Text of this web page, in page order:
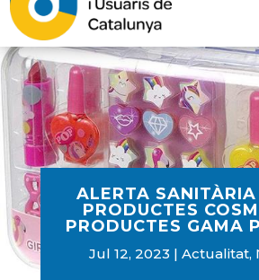
ALERTA SANITÀRIA
PRODUCTES
PRODUCTES GAMA
Jul 12, 2023 Actualitat,